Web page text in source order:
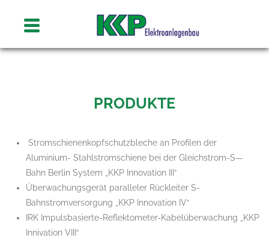
T
o
g
o
n
PRODUKTE
Stromschienenkopfschutzbleche an Profilen der
Aluminium- Stahlstromschiene bei der Gleichstrom-S—
Bahn Berlin System „KKP Innovation III“
Überwachungsgerät paralleler Rückleiter S-
Bahnstromversorgung „KKP Innovation IV“
IRK Impulsbasierte-Reflektometer-Kabelüberwachung „KKP
Innivation VIII“